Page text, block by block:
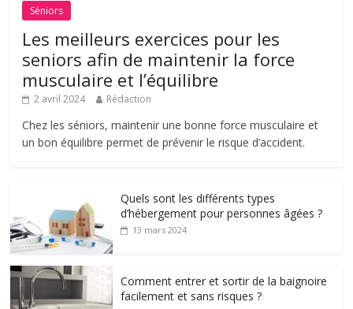
Séniors
Les meilleurs exercices pour les
seniors afin de maintenir la force
musculaire et l’équilibre
2 avril 2024 Rédaction
Chez les séniors, maintenir une bonne force musculaire et
un bon équilibre permet de prévenir le risque d’accident.
Quels sont les différents types
d’hébergement pour personnes âgées ?
13 mars 2024
Comment entrer et sortir de la baignoire
facilement et sans risques ?